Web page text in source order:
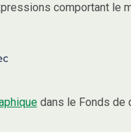
comportant le
dans le Fonds de